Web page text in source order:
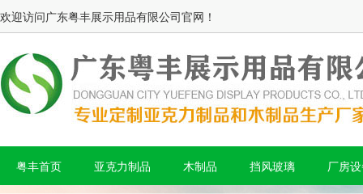
欢迎访问广东粤丰展示用品有限公司官网！
粤丰首页 亚克力制品 木制品 挡风玻璃 厂房